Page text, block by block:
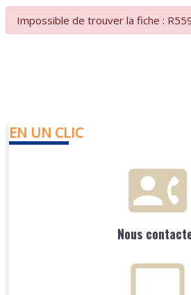
Impossible de trouver la fiche :
EN UN CLIC
Nous